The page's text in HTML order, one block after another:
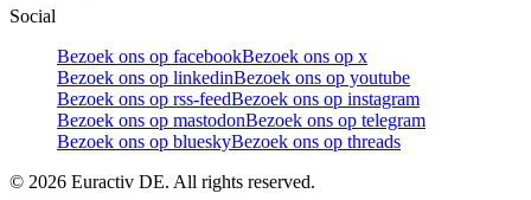
Social
Bezoek ons op facebookBezoek ons op x
Bezoek ons op linkedinBezoek ons op youtube
Bezoek ons op rss-feedBezoek ons op instagram
Bezoek ons op mastodonBezoek ons op telegram
Bezoek ons op blueskyBezoek ons op threads
© 2026 Euractiv DE. All rights reserved.